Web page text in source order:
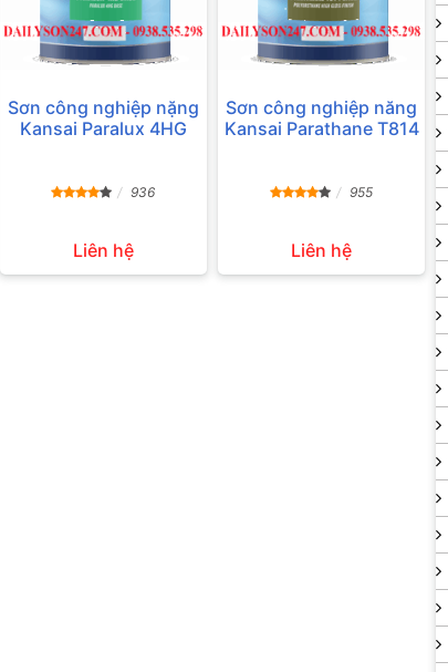
Sơn công nghiệp nặng
Kansai Paralux 4HG
936
Liên hệ
Sơn công nghiệp năng
Kansai Parathane T814
955
Liên hệ